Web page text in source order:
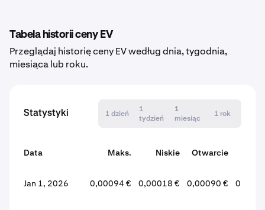
Tabela historii ceny EV
Przeglądaj historię ceny EV według dnia, tygodnia,
miesiąca lub roku.
Statystyki 1 dzień
1
tydzień
1
miesiąc
1 rok
Data Maks. Niskie Otwarcie
Jan 1, 2026 0,00094 € 0,00018 € 0,00090 €